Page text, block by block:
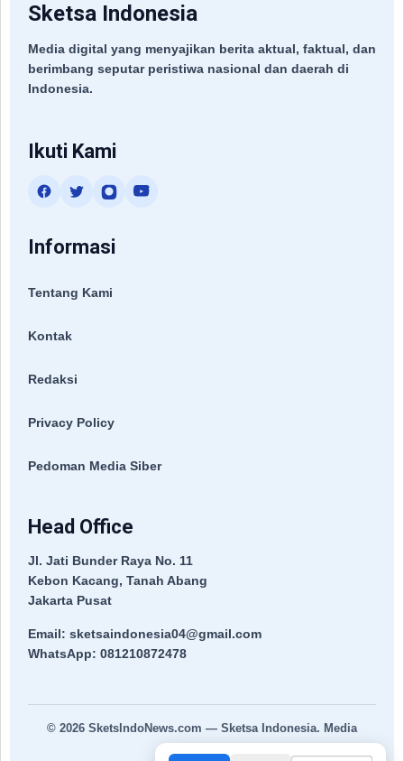
Sketsa Indonesia
Media digital yang menyajikan berita aktual, faktual, dan
berimbang seputar peristiwa nasional dan daerah di
Indonesia.
Ikuti Kami
Informasi
Tentang Kami
Kontak
Redaksi
Privacy Policy
Pedoman Media Siber
Head Office
Jl. Jati Bunder Raya No. 11
Kebon Kacang, Tanah Abang
Jakarta Pusat
Email: sketsaindonesia04@gmail.com
WhatsApp: 081210872478
© 2026 SketsIndoNews.com — Sketsa Indonesia. Media